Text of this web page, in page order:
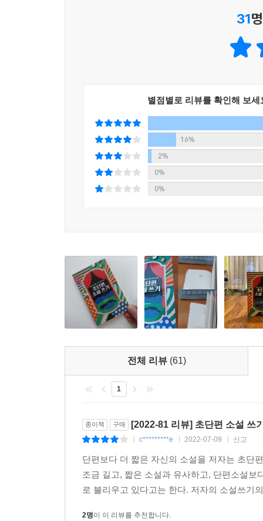
위해 주의할 점 등 소설을 쓰기 전에 준비해두어야
2장 ‘쓰는 중’에서는 소설을 쓸 때 유용한 팁을
반전 숨기는 법, 제목과 등장인물 이름 짓는 법,
3장 ‘다 쓴 후’에서는 소설을 완성한 이후에 해
쓰다가 버린 이야기 활용하기, 초단편 확장하기,
초단편이라면 누구나 쓸 수 있다. 짧으니까!
덜어줄 수 있다면 그것만으로 이 책의 가치는 충분
초단편은 가볍다. 초단편 쓰기 역시 얼마든지 가
있기를 바란다.
31
별점별로 리뷰를 확인해 보세
16%
2%
0%
0%
전체 리뷰 (61)
1
종이책 구매 [2022-81 리뷰] 초단편 소설 쓰
c*********e 2022-07-09 신고
단편보다 더 짧은 자신의 소설을 저자는 초단
조금 길고, 짧은 소설과 유사하고, 단편소설
로 불리우고 있다고는 한다. 저자의 소설쓰기
2명이 이 리뷰를 추천합니다.